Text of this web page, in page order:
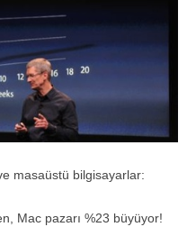
masaüstü bilgisayarlar:
Mac pazarı %23 büyüyor!